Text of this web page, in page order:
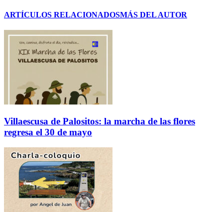
ARTÍCULOS RELACIONADOSMÁS DEL AUTOR
Villaescusa de Palositos: la marcha de las flores
regresa el 30 de mayo